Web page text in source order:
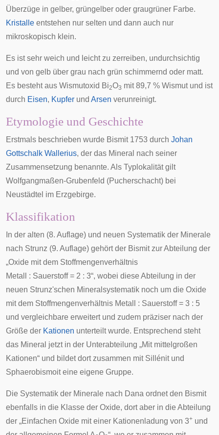
Überzüge in gelber, grüngelber oder graugrüner Farbe.
Kristalle entstehen nur selten und dann auch nur
mikroskopisch klein.
Es ist sehr weich und leicht zu zerreiben, undurchsichtig
und von gelb über grau nach grün schimmernd oder matt.
Es besteht aus Wismutoxid Bi2O3 mit 89,7 % Wismut und ist
durch Eisen, Kupfer und Arsen verunreinigt.
Etymologie und Geschichte
Erstmals beschrieben wurde Bismit 1753 durch Johan
Gottschalk Wallerius, der das Mineral nach seiner
Zusammensetzung benannte. Als Typlokalitätgilt
Wolfgangmaßen-Grubenfeld (Pucherschacht) bei
Neustädtel im Erzgebirge.
Klassifikation
In der alten (8. Auflage) und neuen Systematik der Minerale
nach Strunz (9. Auflage) gehört der Bismit zur Abteilung der
„Oxide mit dem Stoffmengenverhältnis
Metall : Sauerstoff = 2 : 3“, wobei diese Abteilung in der
neuen Strunz'schen Mineralsystematik noch um die Oxide
mit dem Stoffmengenverhältnis Metall : Sauerstoff = 3 : 5
und vergleichbare erweitert und zudem präziser nach der
Größe der Kationen unterteilt wurde. Entsprechend steht
das Mineral jetzt in der Unterabteilung „Mit mittelgroßen
Kationen“ und bildet dort zusammen mit Sillénitund
Sphaerobismoiteine eigene Gruppe.
Die Systematik der Minerale nach Dana ordnet den Bismit
ebenfalls in die Klasse der Oxide, dort aber in die Abteilung
der „Einfachen Oxide mit einer Kationenladung von 3+ und